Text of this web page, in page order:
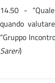
14.50 -
quando
“Gruppo
Sareri)